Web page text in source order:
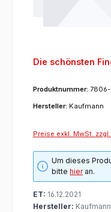
Die schönsten
Produktnummer:
Hersteller: Kaufmann
Preise exkl. MwSt.
Um dieses
bittehieran.
ET: 16.12.2021
Hersteller: Kaufmann